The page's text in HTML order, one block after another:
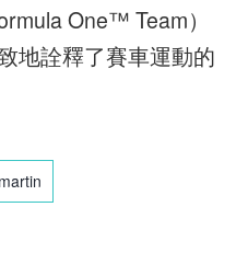
One™ Team）
地詮釋了賽車運動的